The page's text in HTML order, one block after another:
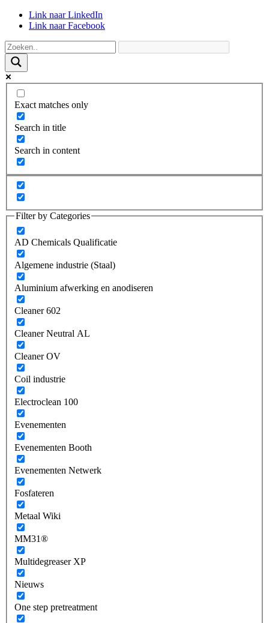
Link naar LinkedIn
Link naar Facebook
Exact matches only
Search in title
Search in content
Filter by Categories
AD Chemicals Qualificatie
Algemene industrie (Staal)
Aluminium afwerking en anodiseren
Cleaner 602
Cleaner Neutral AL
Cleaner OV
Coil industrie
Electroclean 100
Evenementen
Evenementen Booth
Evenementen Netwerk
Fosfateren
Metaal Wiki
MM31®
Multidegreaser XP
Nieuws
One step pretreatment